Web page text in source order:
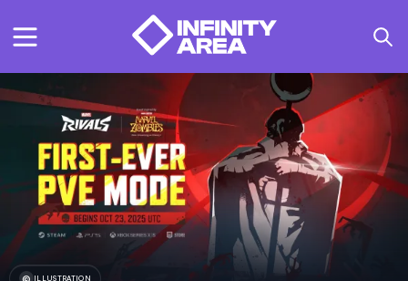
ILLUSTRATION